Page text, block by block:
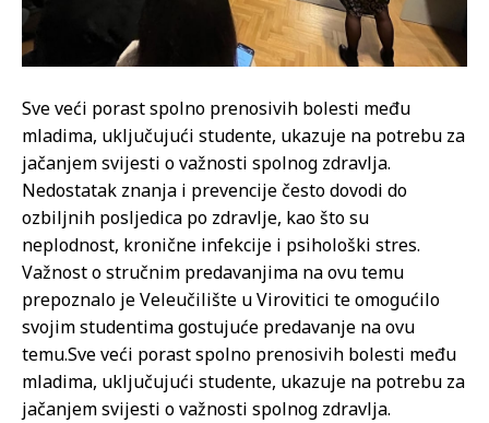
Sve veći porast spolno prenosivih bolesti među
mladima, uključujući studente, ukazuje na potrebu za
jačanjem svijesti o važnosti spolnog zdravlja.
Nedostatak znanja i prevencije često dovodi do
ozbiljnih posljedica po zdravlje, kao što su
neplodnost, kronične infekcije i psihološki stres.
Važnost o stručnim predavanjima na ovu temu
prepoznalo je Veleučilište u Virovitici te omogućilo
svojim studentima gostujuće predavanje na ovu
temu.Sve veći porast spolno prenosivih bolesti među
mladima, uključujući studente, ukazuje na potrebu za
jačanjem svijesti o važnosti spolnog zdravlja.